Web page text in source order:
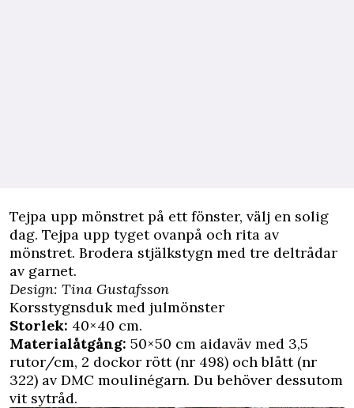
Tejpa upp mönstret på ett fönster, välj en solig
dag. Tejpa upp tyget ovanpå och rita av
mönstret. Brodera stjälkstygn med tre deltrådar
av garnet.
Design: Tina Gustafsson
Korsstygnsduk med julmönster
Storlek: 40×40 cm.
Materialåtgång: 50×50 cm aidaväv med 3,5
rutor/cm, 2 dockor rött (nr 498) och blått (nr
322) av DMC moulinégarn. Du behöver dessutom
vit sytråd.